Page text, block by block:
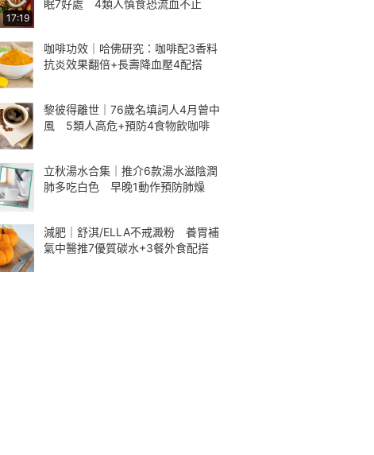
17:19
眠7好處 4類人慎食恐流血不止
咖啡功效｜哈佛研究：咖啡配3香料
抗炎效果翻倍+長壽降血壓4配搭
黎彼得離世｜76歲名填詞人4月曾中
風 5類人高危+預防4食物飲咖啡
立秋湯水合集｜推介6款湯水滋陰潤
肺多吃白色 早晚1動作預防肺燥
減肥｜舒淇/ELLA不戒澱粉 養胃補
氣中醫推7優質碳水+3餐外食配搭